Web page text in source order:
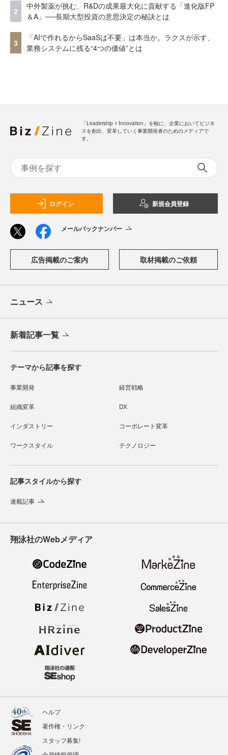
2
中外製薬が挑む、R&Dの成果最大化に貢献する「進化版FP
＆A」──長期大型投資の意思決定の秘訣とは
3
「AIで作れるからSaaSは不要」は本当か。ラクスが示す、
業務システムに残る“4つの価値”とは
「Leadership ☓ Innovation」を軸に、企業においてビジネ
スを創出、変革していく事業開発者のためのメディアで
す。
ログイン 新規会員登録
メールバックナンバー
広告掲載のご案内 取材掲載のご依頼
ニュース
新着記事一覧
テーマから記事を探す
事業開発 経営戦略
組織変革 DX
インダストリー コーポレート変革
ワークスタイル テクノロジー
記事スタイルから探す
連載記事
翔泳社のWebメディア
ヘルプ
著作権・リンク
スタッフ募集!